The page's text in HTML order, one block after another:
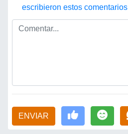
escribieron estos comentarios
ENVIAR